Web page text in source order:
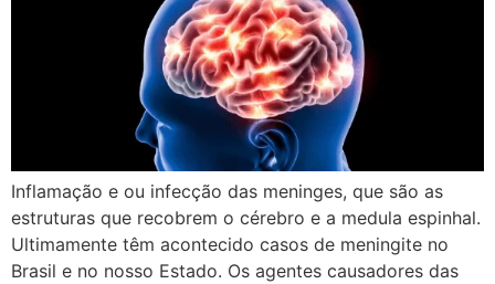
Inflamação e ou infecção das meninges, que são as
estruturas que recobrem o cérebro e a medula espinhal.
Ultimamente têm acontecido casos de meningite no
Brasil e no nosso Estado. Os agentes causadores das